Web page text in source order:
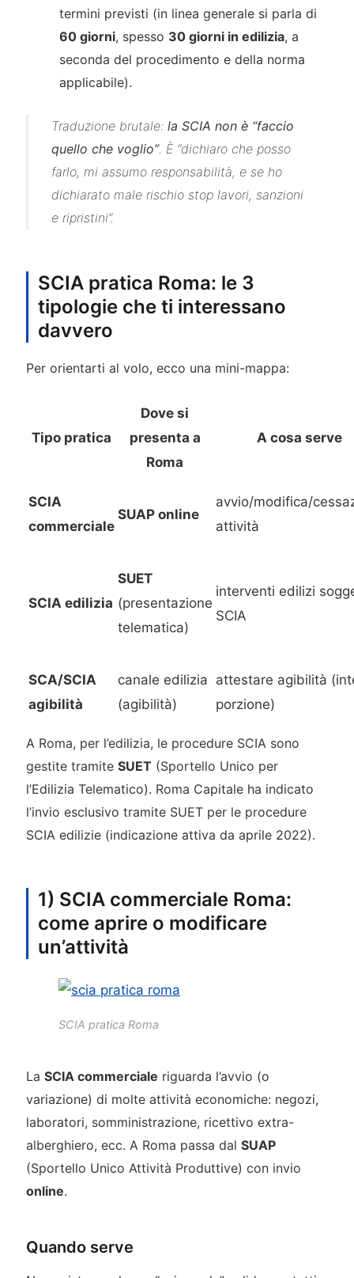
termini previsti (in linea generale si parla di
60 giorni, spesso 30 giorni in edilizia, a
seconda del procedimento e della norma
applicabile).
Traduzione brutale: la SCIA non è “faccio
quello che voglio”. È “dichiaro che posso
farlo, mi assumo responsabilità, e se ho
dichiarato male rischio stop lavori, sanzioni
e ripristini”.
SCIA pratica Roma: le 3
tipologie che ti interessano
davvero
Per orientarti al volo, ecco una mini-mappa:
Tipo pratica
Dove si
presenta a
Roma
A cosa serve
SCIA
commerciale
SUAP online
avvio/modifica/
attività
SCIA edilizia
SUET
(presentazione
telematica)
interventi edilizi
SCIA
SCA/SCIA
agibilità
canale edilizia
(agibilità)
attestare agibilità
porzione)
A Roma, per l’edilizia, le procedure SCIA sono
gestite tramite SUET (Sportello Unico per
l’Edilizia Telematico). Roma Capitale ha indicato
l’invio esclusivo tramite SUET per le procedure
SCIA edilizie (indicazione attiva da aprile 2022).
1) SCIA commerciale Roma:
come aprire o modificare
un’attività
SCIA pratica Roma
La SCIA commerciale riguarda l’avvio (o
variazione) di molte attività economiche: negozi,
laboratori, somministrazione, ricettivo extra-
alberghiero, ecc. A Roma passa dal SUAP
(Sportello Unico Attività Produttive) con invio
online.
Quando serve